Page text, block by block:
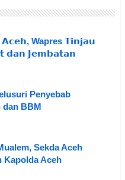
Wapres 𝗧𝗶𝗻𝗷𝗮𝘂
𝗱𝗮𝗻 𝗝𝗲𝗺𝗯𝗮𝘁𝗮𝗻
Penyebab
dan BBM
Sekda Aceh
Kapolda Aceh